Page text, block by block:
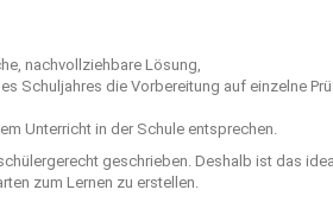
nachvollziehbare Lösung,
Schuljahres die Vorbereitung auf einzelne
Unterricht in der Schule entsprechen.
geschrieben. Deshalb ist das
zum Lernen zu erstellen.